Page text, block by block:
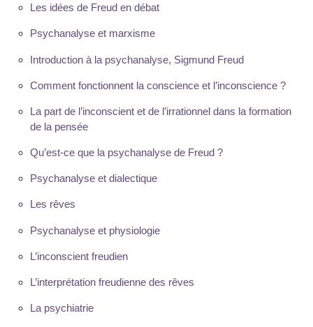
Les idées de Freud en débat
Psychanalyse et marxisme
Introduction à la psychanalyse, Sigmund Freud
Comment fonctionnent la conscience et l’inconscience ?
La part de l’inconscient et de l’irrationnel dans la formation
de la pensée
Qu’est-ce que la psychanalyse de Freud ?
Psychanalyse et dialectique
Les rêves
Psychanalyse et physiologie
L’inconscient freudien
L’interprétation freudienne des rêves
La psychiatrie